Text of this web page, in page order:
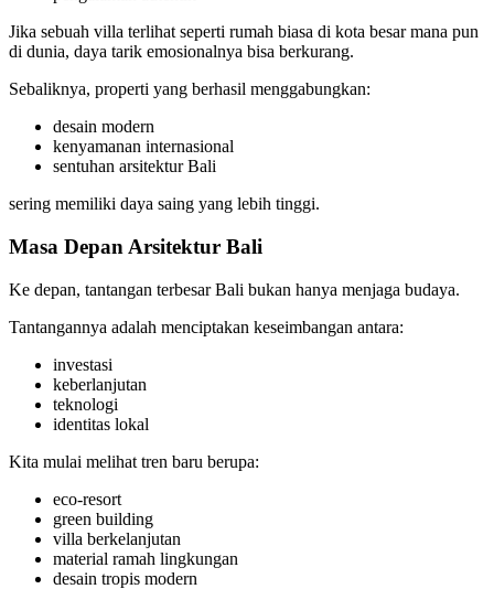
Jika sebuah villa terlihat seperti rumah biasa di kota besar mana pun
di dunia, daya tarik emosionalnya bisa berkurang.
Sebaliknya, properti yang berhasil menggabungkan:
desain modern
kenyamanan internasional
sentuhan arsitektur Bali
sering memiliki daya saing yang lebih tinggi.
Masa Depan Arsitektur Bali
Ke depan, tantangan terbesar Bali bukan hanya menjaga budaya.
Tantangannya adalah menciptakan keseimbangan antara:
investasi
keberlanjutan
teknologi
identitas lokal
Kita mulai melihat tren baru berupa:
eco-resort
green building
villa berkelanjutan
material ramah lingkungan
desain tropis modern